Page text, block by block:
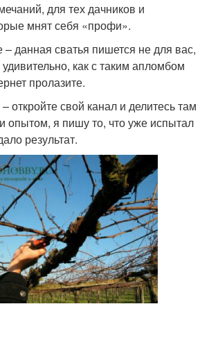
для тех дачников и
мнят себя «профи».
данная сватья пишется не для вас,
как с таким апломбом
пролазите.
откройте свой канал и делитесь там
опытом, я пишу то, что уже испытал
результат.